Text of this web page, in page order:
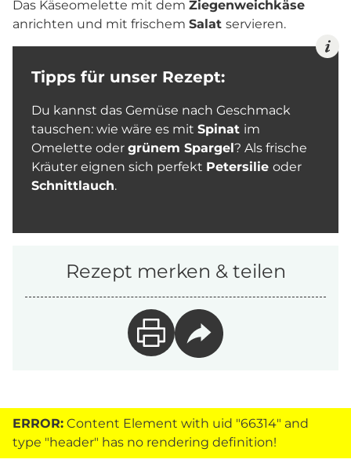
Das Käseomelette mit dem Ziegenweichkäse
anrichten und mit frischem Salat servieren.
Tipps für unser Rezept:
Du kannst das Gemüse nach Geschmack
tauschen: wie wäre es mit Spinat im
Omelette oder grünem Spargel? Als frische
Kräuter eignen sich perfekt Petersilie oder
Schnittlauch.
Rezept merken & teilen
ERROR: Content Element with uid "66314" and
type "header" has no rendering definition!